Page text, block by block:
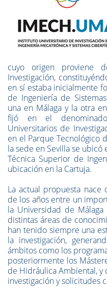
cuyo origen proviene
Investigación,
en sí estaba inicialmente
de Ingeniería de
una en Málaga y la otra
fijó en el
Universitarios de
en el Parque Tecnológico
la sede en Sevilla se ubicó
Técnica Superior de
ubicación en la Cartuja.
La actual propuesta
de los años entre un
la Universidad de
distintas áreas de
han tenido siempre una
la investigación,
ámbitos como los
posteriormente los
de Hidráulica Ambiental, y
investigación y solicitudes